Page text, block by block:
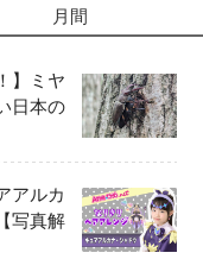
月間
】ミヤ
日本の
アルカ
写真解